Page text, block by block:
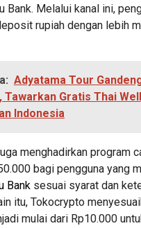
Bank. Melalui kanal ini,
rupiah dengan lebih
Adyatama Tour
Tawarkan Gratis Thai
Indonesia
menghadirkan program
bagi pengguna yang
Bank sesuai syarat dan
itu, Tokocrypto
mulai dari Rp10.000